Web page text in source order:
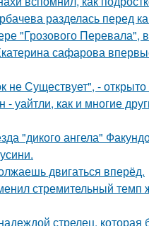
разделась перед
"Грозового Перевала",
сафарова
Существует", -
- уайтли, как и многие
"дикого ангела"
двигаться вперёд.
стремительный
стрелец,